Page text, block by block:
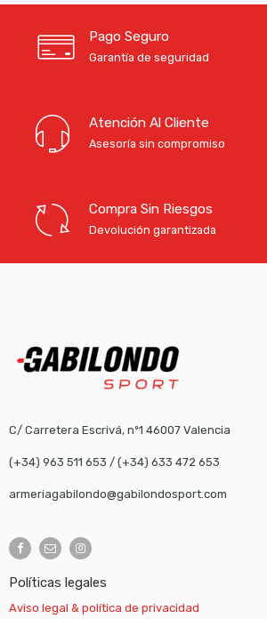
Pago Seguro
Garantía de seguridad
Atención Al Cliente
Asesoría sin compromiso
Compra Sin Riesgos
Devolución garantizada
C/ Carretera Escrivá, nº1 46007 Valencia
(+34) 963 511 653 / (+34) 633 472 653
armeriagabilondo@gabilondosport.com
Políticas legales
Aviso legal & política de privacidad